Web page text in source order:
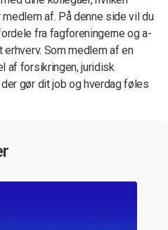
af. På denne side vil du
fra fagforeningerne og a-
Som medlem af en
af forsikringen, juridisk
gør dit job og hverdag føles